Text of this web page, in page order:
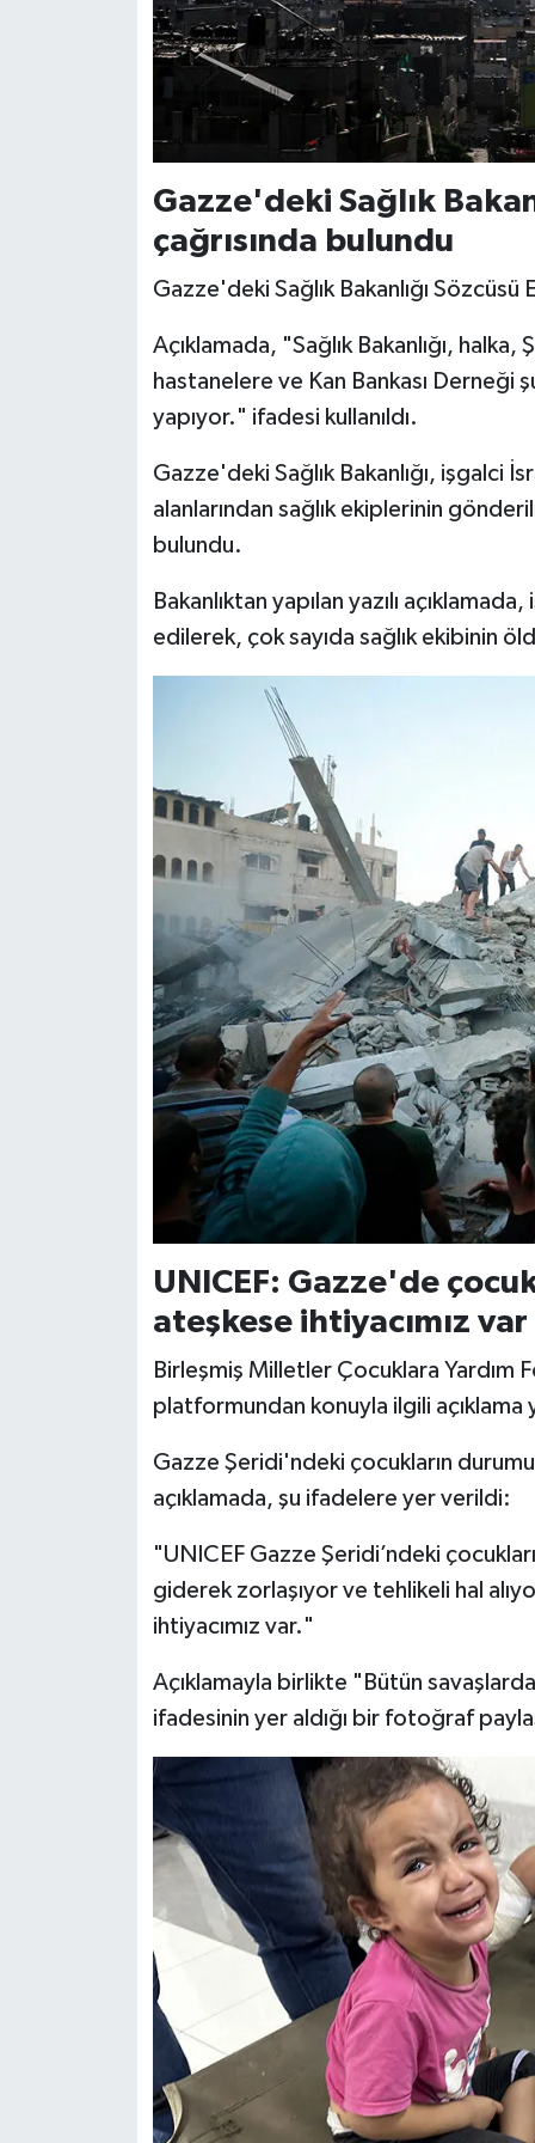
Gazze'deki Sağlık
çağrısında bulundu
Gazze'deki Sağlık Bakanlığı Sözcüsü
Açıklamada, "Sağlık Bakanlığı,
hastanelere ve Kan Bankası Derneği
yapıyor." ifadesi kullanıldı.
Gazze'deki Sağlık Bakanlığı, işgalci
alanlarından sağlık ekiplerinin
bulundu.
Bakanlıktan yapılan yazılı
edilerek, çok sayıda sağlık ekibinin
UNICEF: Gazze'de
ateşkese ihtiyacımız var
Birleşmiş Milletler Çocuklara Yardım
platformundan konuyla ilgili açıklama
Gazze Şeridi'ndeki çocukların
açıklamada, şu ifadelere yer verildi:
"UNICEF Gazze Şeridi’ndeki
giderek zorlaşıyor ve tehlikeli hal
ihtiyacımız var."
Açıklamayla birlikte "Bütün
ifadesinin yer aldığı bir fotoğraf
Gümüşhane Müftülüğü
Hakkari Müftülüğü
Hatay Müftülüğü
Iğdır Müftülüğü
İzmir Müftülüğü
Karabük Müftülüğü
Kars Müftülüğü
Kastamonu Müftülüğü
Kilis Müftülüğü
Kırıkkale Müftülüğü
Kırklareli Müftülüğü
Kırşehir Müftülüğü
Kocaeli Müftülüğü
Konya Müftülüğü
Kütahya Müftülüğü
Malatya Müftülüğü
Mardin Müftülüğü
Mersin Müftülüğü
Muğla Müftülüğü
Muş Müftülüğü
Nevşehir Müftülüğü
Ordu Müftülüğü
Rize Müftülüğü
Sakarya Müftülüğü
Samsun Müftülüğü
Siirt Müftülüğü
Sinop Müftülüğü